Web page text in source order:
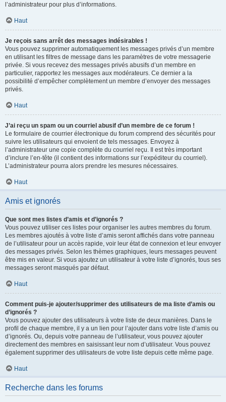
l’administrateur pour plus d’informations.
Haut
Je reçois sans arrêt des messages indésirables !
Vous pouvez supprimer automatiquement les messages privés d’un membre
en utilisant les filtres de message dans les paramètres de votre messagerie
privée. Si vous recevez des messages privés abusifs d’un membre en
particulier, rapportez les messages aux modérateurs. Ce dernier a la
possibilité d’empêcher complètement un membre d’envoyer des messages
privés.
Haut
J’ai reçu un spam ou un courriel abusif d’un membre de ce forum !
Le formulaire de courrier électronique du forum comprend des sécurités pour
suivre les utilisateurs qui envoient de tels messages. Envoyez à
l’administrateur une copie complète du courriel reçu. Il est très important
d’inclure l’en-tête (il contient des informations sur l’expéditeur du courriel).
L’administrateur pourra alors prendre les mesures nécessaires.
Haut
Amis et ignorés
Que sont mes listes d’amis et d’ignorés ?
Vous pouvez utiliser ces listes pour organiser les autres membres du forum.
Les membres ajoutés à votre liste d’amis seront affichés dans votre panneau
de l’utilisateur pour un accès rapide, voir leur état de connexion et leur envoyer
des messages privés. Selon les thèmes graphiques, leurs messages peuvent
être mis en valeur. Si vous ajoutez un utilisateur à votre liste d’ignorés, tous ses
messages seront masqués par défaut.
Haut
Comment puis-je ajouter/supprimer des utilisateurs de ma liste d’amis ou
d’ignorés ?
Vous pouvez ajouter des utilisateurs à votre liste de deux manières. Dans le
profil de chaque membre, il y a un lien pour l’ajouter dans votre liste d’amis ou
d’ignorés. Ou, depuis votre panneau de l’utilisateur, vous pouvez ajouter
directement des membres en saisissant leur nom d’utilisateur. Vous pouvez
également supprimer des utilisateurs de votre liste depuis cette même page.
Haut
Recherche dans les forums